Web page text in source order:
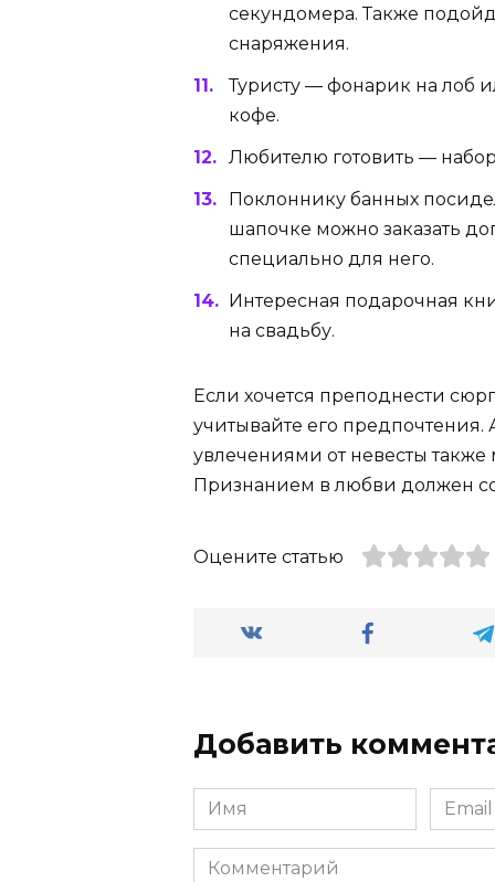
секундомера. Также
снаряжения.
Туристу — фонарик на лоб
кофе.
Любителю готовить —
Поклоннику банных
шапочке можно заказать
специально для него.
Интересная подарочная
на свадьбу.
Если хочется преподнести
учитывайте его предпочтения.
увлечениями от невесты также
Признанием в любви должен
Оцените статью
Добавить
Имя Email
Комментарий